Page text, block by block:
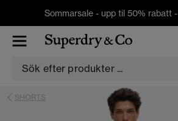
Sommarsale - upp til 50% rabatt -
SHORTS